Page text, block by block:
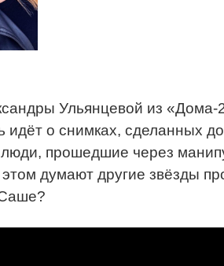
Ульянцевой из «Дома-
идёт о снимках, сделанных
прошедшие через
думают другие звёзды